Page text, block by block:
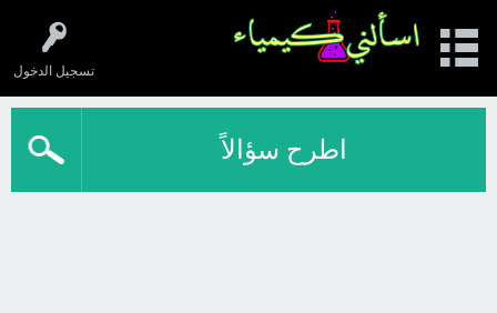
تسجيل الدخول
اطرح سؤالاً